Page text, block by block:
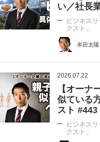
い／社長
ビジネス
クスト」
牟田太
2026.07.22
【オーナ
似ている
スト #443
ビジネス
クスト」